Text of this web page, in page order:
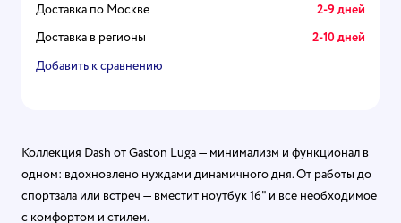
Доставка по Москве 2-9 дней
Доставка в регионы 2-10 дней
Добавить к сравнению
Коллекция Dash от Gaston Luga — минимализм и функционал в
одном: вдохновлено нуждами динамичного дня. От работы до
спортзала или встреч — вместит ноутбук 16" и все необходимое
с комфортом и стилем.